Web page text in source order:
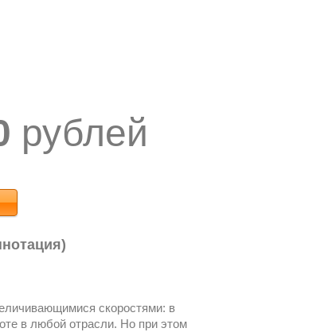
рублей
скоростями: в
в любой отрасли. Но при этом